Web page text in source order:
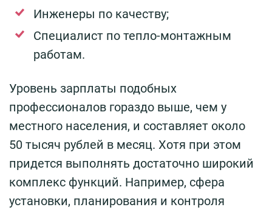
Инженеры по качеству;
Специалист по тепло-монтажным
работам.
Уровень зарплаты подобных
профессионалов гораздо выше, чем у
местного населения, и составляет около
50 тысяч рублей в месяц. Хотя при этом
придется выполнять достаточно широкий
комплекс функций. Например, сфера
установки, планирования и контроля